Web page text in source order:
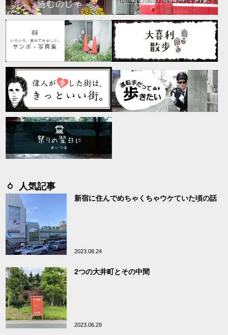
人気記事
新宿に住んでめちゃくちゃウケていた頃の話
2023.08.24
2つの大井町とその中間
2023.06.29